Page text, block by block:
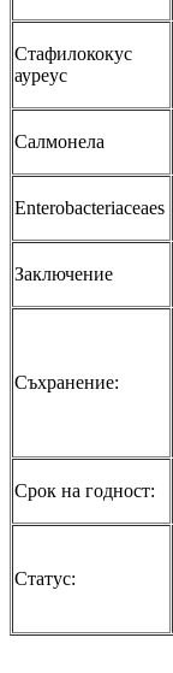
Стафилококус
ауреус
Салмонела
Enterobacteriaceaes
Заключение
Съхранение:
Срок на годност:
Статус: